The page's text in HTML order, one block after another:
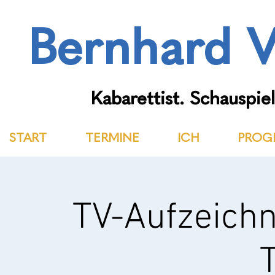
Bernhard
Kabarettist.
START TERMINE ICH
TV-